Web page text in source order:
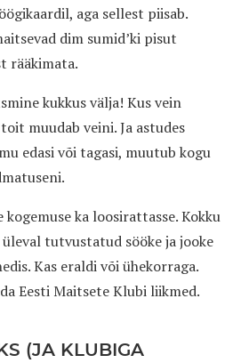
aga sellest piisab.
dim sumid’ki pisut
rääkimata.
kukkus välja! Kus vein
muudab veini. Ja astudes
edasi või tagasi, muutub kogu
kogemuse ka loosirattasse. Kokku
tutvustatud sööke ja jooke
Kas eraldi või ühekorraga.
Eesti Maitsete Klubi liikmed.
(JA KLUBIGA